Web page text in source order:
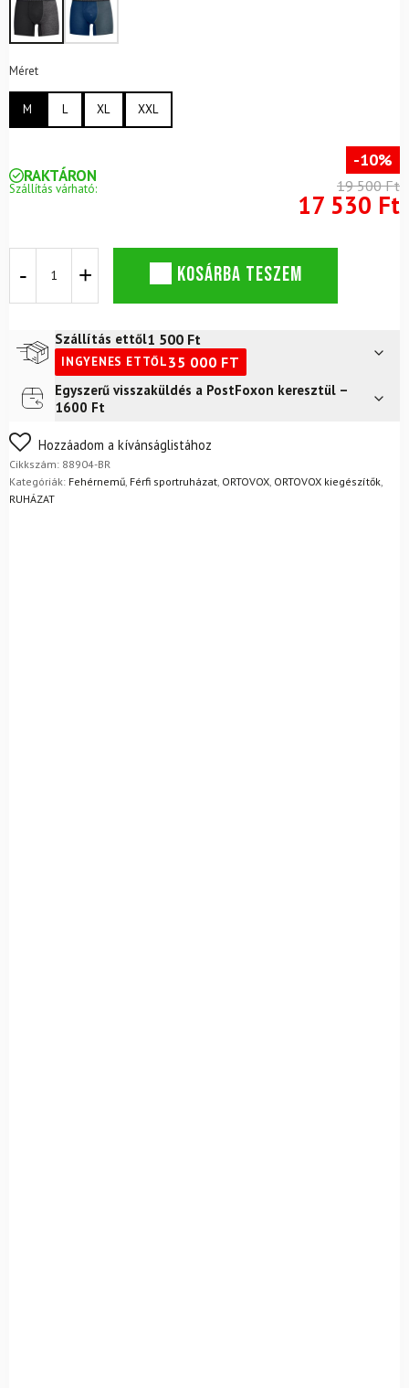
Méret
M L XL XXL
RAKTÁRON
Szállítás várható:
-10%
19 500 Ft
17 530 Ft
150
Alsónadrág
Black
Raven
KOSÁRBA TESZEM
Szállítás ettől1 500 Ft
INGYENES ETTŐL35 000 FT
Futár a címre2 400
FoxPost
Egyszerű visszaküldés a PostFoxon keresztül –
1600 Ft
Nem biztos a választásában? Semmi gond – a terméket
egyszerűen visszaküldheti 14 napon belül, indoklás nélkül.
Mik a visszaküldés feltételei?
Hozzáadom a kívánságlistához
Cikkszám: 88904-BR
Kategóriák: Fehérnemű Férfi sportruházat ORTOVOX ORTOVOX kiegészítők
RUHÁZAT